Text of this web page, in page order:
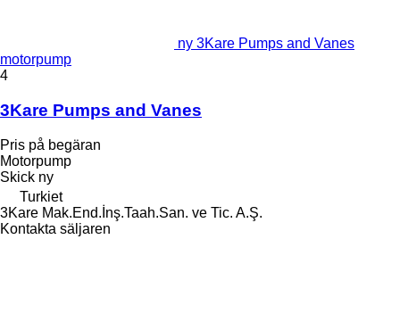
ny 3Kare Pumps and Vanes
motorpump
4
3Kare Pumps and Vanes
Pris på begäran
Motorpump
Skick ny
Turkiet
3Kare Mak.End.İnş.Taah.San. ve Tic. A.Ş.
Kontakta säljaren